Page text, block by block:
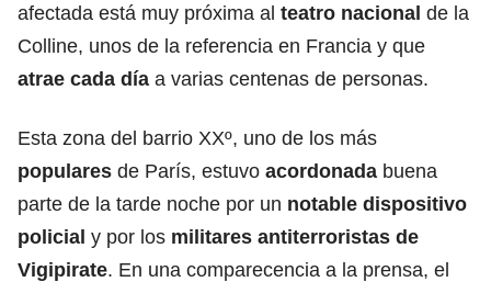
afectada está muy próxima al teatro nacional de la
Colline, unos de la referencia en Francia y que
atrae cada día a varias centenas de personas.
Esta zona del barrio XXº, uno de los más
populares de París, estuvo acordonada buena
parte de la tarde noche por un notable dispositivo
policial y por los militares antiterroristas de
Vigipirate. En una comparecencia a la prensa, el